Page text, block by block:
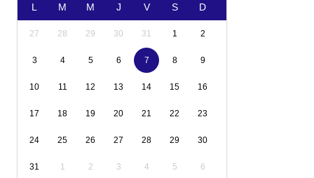
L M M J V S D
27 28 29 30 31 1 2
3 4 5 6 7 8 9
10 11 12 13 14 15 16
17 18 19 20 21 22 23
24 25 26 27 28 29 30
31 1 2 3 4 5 6